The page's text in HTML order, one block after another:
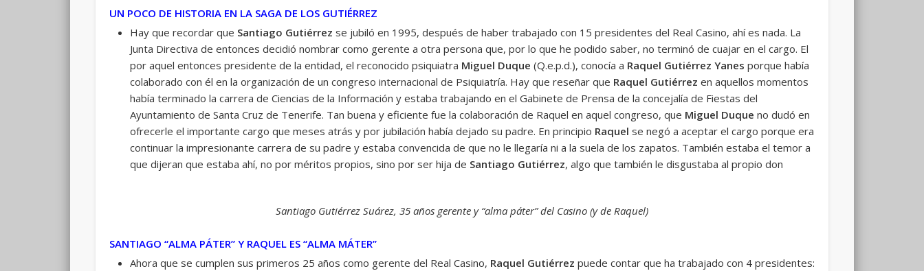
UN POCO DE HISTORIA EN LA SAGA DE LOS GUTIÉRREZ
Hay que recordar que Santiago Gutiérrez se jubiló en 1995, después de haber trabajado con 15 presidentes del Real Casino, ahí es nada. La
Junta Directiva de entonces decidió nombrar como gerente a otra persona que, por lo que he podido saber, no terminó de cuajar en el cargo. El
por aquel entonces presidente de la entidad, el reconocido psiquiatra Miguel Duque (Q.e.p.d.), conocía a Raquel Gutiérrez Yanes porque había
colaborado con él en la organización de un congreso internacional de Psiquiatría. Hay que reseñar que Raquel Gutiérrez en aquellos momentos
había terminado la carrera de Ciencias de la Información y estaba trabajando en el Gabinete de Prensa de la concejalía de Fiestas del
Ayuntamiento de Santa Cruz de Tenerife. Tan buena y eficiente fue la colaboración de Raquel en aquel congreso, que Miguel Duque no dudó en
ofrecerle el importante cargo que meses atrás y por jubilación había dejado su padre. En principio Raquel se negó a aceptar el cargo porque era
continuar la impresionante carrera de su padre y estaba convencida de que no le llegaría ni a la suela de los zapatos. También estaba el temor a
que dijeran que estaba ahí, no por méritos propios, sino por ser hija de Santiago Gutiérrez, algo que también le disgustaba al propio don
Santiago Gutiérrez Suárez, 35 años gerente y “alma páter” del Casino (y de Raquel)
SANTIAGO “ALMA PÁTER” Y RAQUEL ES “ALMA MÁTER”
Ahora que se cumplen sus primeros 25 años como gerente del Real Casino, Raquel Gutiérrez puede contar que ha trabajado con 4 presidentes: